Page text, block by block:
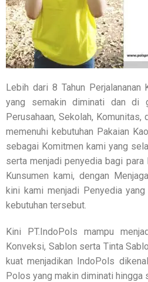
Lebih dari 8 Tahun Perjalananan
yang semakin diminati dan di
Perusahaan, Sekolah, Komunitas,
memenuhi kebutuhan Pakaian
sebagai Komitmen kami yang
serta menjadi penyedia bagi
Kunsumen kami, dengan
kini kami menjadi Penyedia
kebutuhan tersebut.
Kini PT.IndoPols mampu
Konveksi, Sablon serta Tinta
kuat menjadikan IndoPols
Polos yang makin diminati hingga